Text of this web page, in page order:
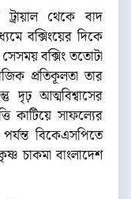
থেকে বাদ
বক্সিংয়ের দিকে
বক্সিং ততোটা
প্রতিকূলতা তার
আত্মবিশ্বাসের
কাটিয়ে সাফল্যের
বিকেএসপিতে
চাকমা বাংলাদেশ